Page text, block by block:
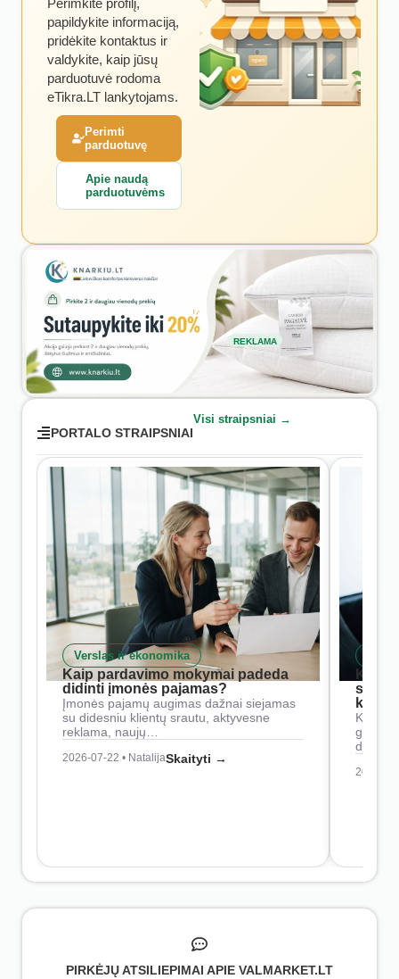
Perimkite profilį,
papildykite informaciją,
pridėkite kontaktus ir
valdykite, kaip jūsų
parduotuvė rodoma
eTikra.LT lankytojams.
Perimti
parduotuvę
Apie naudą
parduotuvėms
REKLAMA
PORTALO STRAIPSNIAI
Visi straipsniai →
Verslas ir ekonomika
Kaip pardavimo mokymai padeda
didinti įmonės pajamas?
Įmonės pajamų augimas dažnai siejamas
su didesniu klientų srautu, aktyvesne
reklama, naujų…
2026-07-22 • NatalijaSkaityti →
Kaip
2026-
PIRKĖJŲ ATSILIEPIMAI APIE VALMARKET.LT